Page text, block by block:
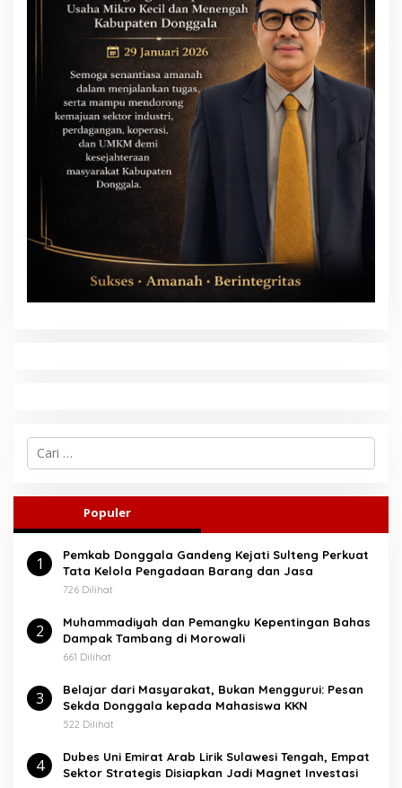
C
i
n
u
k
Populer
1
Pemkab Donggala Gandeng Kejati Sulteng Perkuat
Tata Kelola Pengadaan Barang dan Jasa
726 Dilihat
2
Muhammadiyah dan Pemangku Kepentingan Bahas
Dampak Tambang di Morowali
661 Dilihat
3
Belajar dari Masyarakat, Bukan Menggurui: Pesan
Sekda Donggala kepada Mahasiswa KKN
522 Dilihat
4
Dubes Uni Emirat Arab Lirik Sulawesi Tengah, Empat
Sektor Strategis Disiapkan Jadi Magnet Investasi